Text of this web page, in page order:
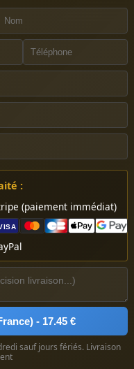
:
(paiement immédiat)
- 17.45 €
sauf jours fériés. Livraison